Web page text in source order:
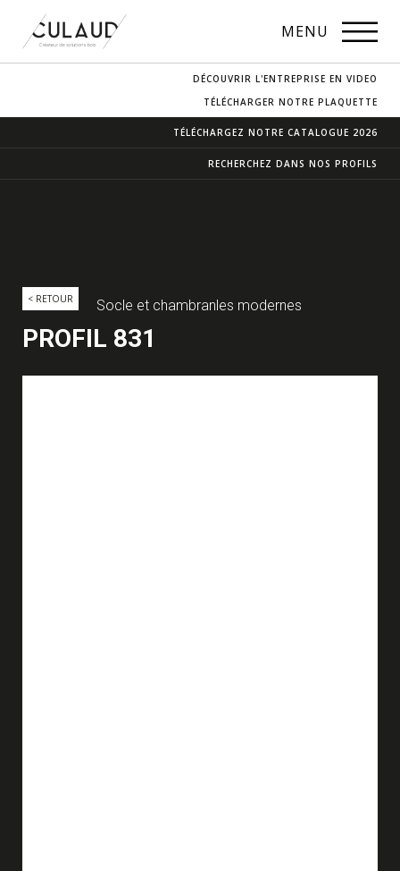
MENU
CONTACT & ACCÈS
DÉCOUVRIR L'ENTREPRISE EN VIDEO
TÉLÉCHARGER NOTRE PLAQUETTE
TÉLÉCHARGEZ NOTRE CATALOGUE 2026
RECHERCHEZ DANS NOS PROFILS
< RETOUR Socle et chambranles modernes
PROFIL 831